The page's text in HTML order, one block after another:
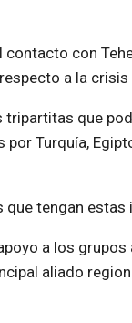
con
a la crisis
que
Turquía,
tengan estas
a los
aliado